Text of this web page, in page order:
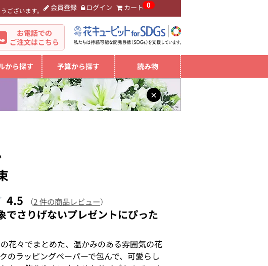
ございます。 会員登録 ログイン カート 0
お電話での
ご注文はこちら
から探す 予算から探す 読み物
×
4.5 （2 件の商品レビュー）
でさりげないプレゼントにぴった
花々でまとめた、温かみのある雰囲気の花
のラッピングペーパーで包んで、可愛らし